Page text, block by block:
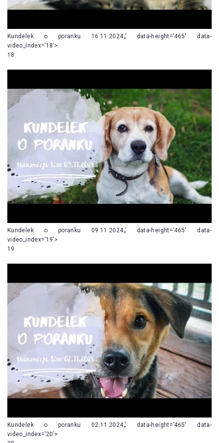
Kundelek o poranku 16.11.2024„’ data-height=’465′ data-
video_index=’18’>
18
Kundelek o poranku 09.11.2024„’ data-height=’465′ data-
video_index=’19’>
19
Kundelek o poranku 02.11.2024„’ data-height=’465′ data-
video_index=’20’>